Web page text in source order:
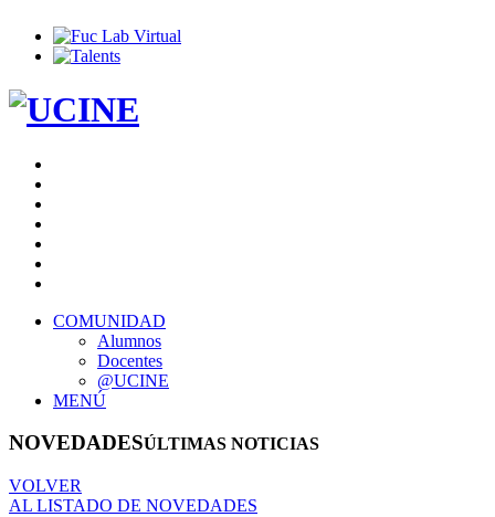
COMUNIDAD
Alumnos
Docentes
@UCINE
MENÚ
NOVEDADESÚLTIMAS NOTICIAS
VOLVER
AL LISTADO DE NOVEDADES